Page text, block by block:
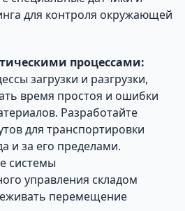
для контроля окружающей
процессами:
загрузки и разгрузки,
время простоя и ошибки
Разработайте
для транспортировки
и за его пределами.
системы
управления складом
перемещение